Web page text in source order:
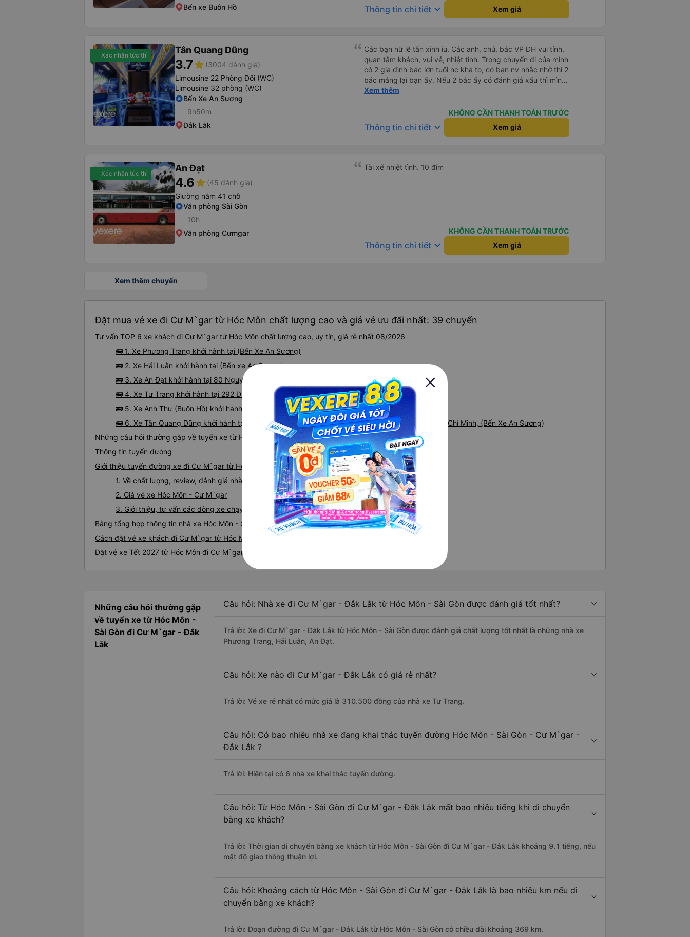
Bến xe Buôn Hồ
Thông tin chi tiết keyboard_arrow_down Xem giá
Xác nhận tức thì Tân Quang Dũng
3.7star (3004 đánh giá)
Limousine 22 Phòng Đôi (WC)
Limousine 32 phòng (WC)
Bến Xe An Sương
9h50m
Đắk Lắk
Các bạn nữ lễ tân xinh iu. Các anh, chú, bác VP ĐH vui tính,
quan tâm khách, vui vẻ, nhiệt tình. Trong chuyến đi của mình
có 2 gia đình bác lớn tuổi nc khá to, có bạn nv nhắc nhở thì 2
bác mắng lại bạn ấy. Nếu 2 bác ấy có đánh giá xấu thì mình
ngược lại nha. Bạn ấy nhắc nhở rất đúng. 2 bác nói rất to. To
nhau xuất hiện trong giấc mơ của mình luôn. Nên nếu bạn ấy
bị phản ánh thì đừng trừ lương bạn ấy nha. Nếu bạn ấy bị trừ
thì bảo bạn ấy liên hệ sđt của mình, mình hỗ trợ ạ. Số mình
(một mình) yêu luôn. Nhưng phòng đôi mà nằm một thì mỗi
lần xe rẽ 1 cái là ✈️ Ít đi xe khách nhưng đủ để đánh giá
Xem thêm
KHÔNG CẦN THANH TOÁN TRƯỚC
Thông tin chi tiết keyboard_arrow_down Xem giá
Xác nhận tức thì An Đạt
4.6star (45 đánh giá)
Giường nằm 41 chỗ
Văn phòng Sài Gòn
10h
Văn phòng Cưmgar
Tài xế nhiệt tình. 10 đỉm
KHÔNG CẦN THANH TOÁN TRƯỚC
Thông tin chi tiết keyboard_arrow_down Xem giá
Xem thêm chuyến
Đặt mua vé xe đi Cư M`gar từ Hóc Môn chất lượng cao và giá vé ưu đãi nhất: 39 chuyến
Tư vấn TOP 6 xe khách đi Cư M`gar từ Hóc Môn chất lượng cao, uy tín, giá rẻ nhất 08/2026
🚌 1. Xe Phương Trang khởi hành tại (Bến Xe An Sương)
🚌 2. Xe Hải Luân khởi hành tại (Bến xe An Sương)
🚌 3. Xe An Đạt khởi hành tại 80 Nguyễn Hữu Dật (Văn phòng Sài Gòn)
🚌 4. Xe Tư Trang khởi hành tại 292 Đinh Bộ Lĩnh (Bến xe Miền Đông cũ (Dãy 7 - C5))
🚌 5. Xe Anh Thư (Buôn Hồ) khởi hành tại QL22 (Bến xe An Sương)
🚌 6. Xe Tân Quang Dũng khởi hành tại Bến Xe An Sương, QL22, Bà Điểm, Hóc Môn, Thành phố Hồ Chí Minh, (Bến Xe An Sương)
Những câu hỏi thường gặp về tuyến xe từ Hóc Môn đi Cư M`gar
Thông tin tuyến đường
Giới thiệu tuyến đường xe đi Cư M`gar từ Hóc Môn
1. Về chất lượng, review, đánh giá nhà xe Hóc Môn Cư M`gar
2. Giá vé xe Hóc Môn - Cư M`gar
3. Giới thiệu, tư vấn các dòng xe chạy tuyến đường Hóc Môn đi Cư M`gar
Bảng tổng hợp thông tin nhà xe Hóc Môn - Cư M`gar
Cách đặt vé xe khách đi Cư M`gar từ Hóc Môn nhanh và uy tín nhất
Đặt vé xe Tết 2027 từ Hóc Môn đi Cư M`gar
Những câu hỏi thường gặp
về tuyến xe từ Hóc Môn -
Sài Gòn đi Cư M`gar - Đắk
Lắk
Câu hỏi: Nhà xe đi Cư M`gar - Đắk Lắk từ Hóc Môn - Sài Gòn được đánh giá tốt nhất?
Trả lời: Xe đi Cư M`gar - Đắk Lắk từ Hóc Môn - Sài Gòn được đánh giá chất lượng tốt nhất là những nhà xe
Phương Trang, Hải Luân, An Đạt.
Câu hỏi: Xe nào đi Cư M`gar - Đắk Lắk có giá rẻ nhất?
Trả lời: Vé xe rẻ nhất có mức giá là 310.500 đồng của nhà xe Tư Trang.
Câu hỏi: Có bao nhiêu nhà xe đang khai thác tuyến đường Hóc Môn - Sài Gòn - Cư M`gar -
Đắk Lắk ?
Trả lời: Hiện tại có 6 nhà xe khai thác tuyến đường.
Câu hỏi: Từ Hóc Môn - Sài Gòn đi Cư M`gar - Đắk Lắk mất bao nhiêu tiếng khi di chuyển
bằng xe khách?
Trả lời: Thời gian di chuyển bằng xe khách từ Hóc Môn - Sài Gòn đi Cư M`gar - Đắk Lắk khoảng 9.1 tiếng, nếu
mật độ giao thông thuận lợi.
Câu hỏi: Khoảng cách từ Hóc Môn - Sài Gòn đi Cư M`gar - Đắk Lắk là bao nhiêu km nếu di
chuyển bằng xe khách?
Trả lời: Đoạn đường đi Cư M`gar - Đắk Lắk từ Hóc Môn - Sài Gòn có chiều dài khoảng 369 km.